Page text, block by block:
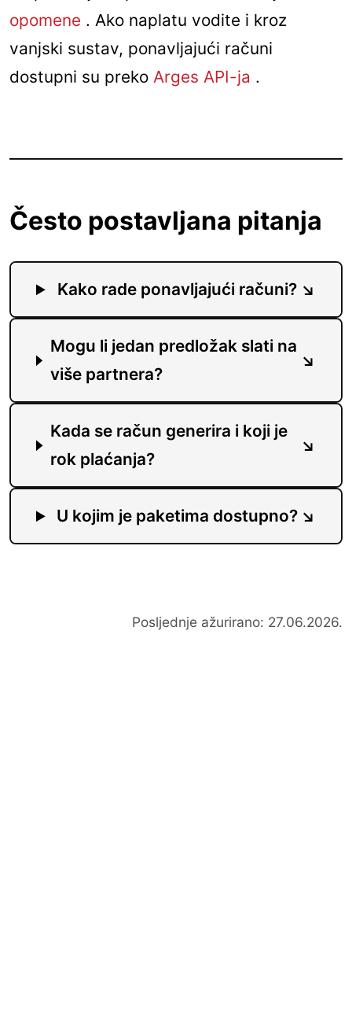
opomene . Ako naplatu vodite i kroz
vanjski sustav, ponavljajući računi
dostupni su preko Arges API-ja .
Često postavljana pitanja
Kako rade ponavljajući računi?
Mogu li jedan predložak slati na
više partnera?
Kada se račun generira i koji je
rok plaćanja?
U kojim je paketima dostupno?
Posljednje ažurirano: 27.06.2026.